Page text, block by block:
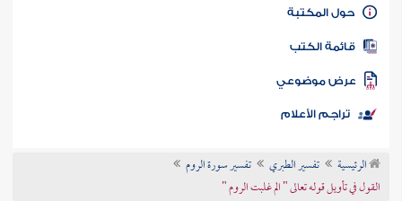
كتاب الأمة
المكتبة
الكتب
موضوعي
تراجم الأعلام
الرئيسية تفسير الطبري
تفسير سورة الروم
القول في تأويل قوله تعالى " الم غلبت الروم "